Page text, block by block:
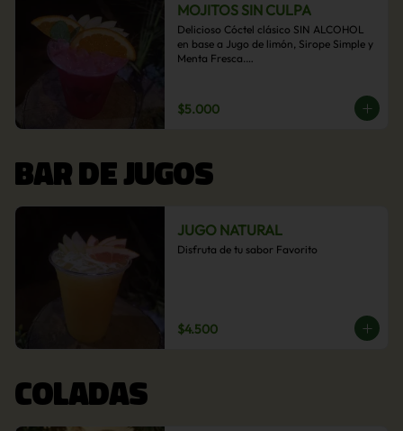
MOJITOS SIN CULPA
Delicioso Cóctel clásico SIN ALCOHOL
en base a Jugo de limón, Sirope Simple y
Menta Fresca.
$5.000
BAR DE JUGOS
JUGO NATURAL
Disfruta de tu sabor Favorito
$4.500
COLADAS